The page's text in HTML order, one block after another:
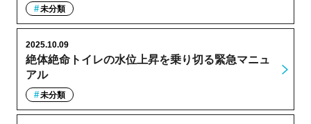
未分類
絶体絶命トイレの水位上昇を乗り切る緊急マニュ
アル
2025.10.09
未分類